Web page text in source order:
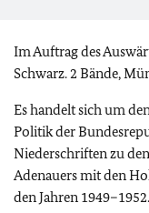
Im Auftrag des
Schwarz. 2 Bände,
Es handelt sich um
Politik der
Niederschriften zu
Adenauers mit den
den Jahren 1949–1952.